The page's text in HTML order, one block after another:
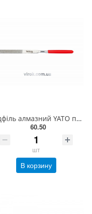
Надфіль алмазний YATO плоский, l= 160/50 мм, b= 4 мм [80/800] YT-6147
60.50
шт
В корзину